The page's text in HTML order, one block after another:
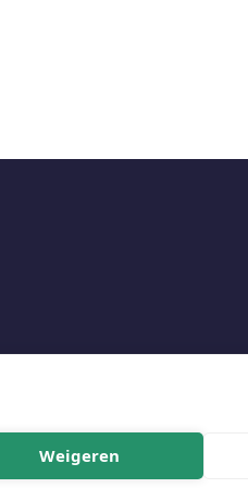
Weigeren